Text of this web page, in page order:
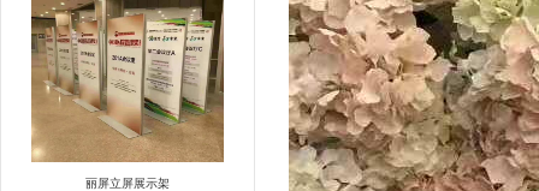
丽屏立屏展示架